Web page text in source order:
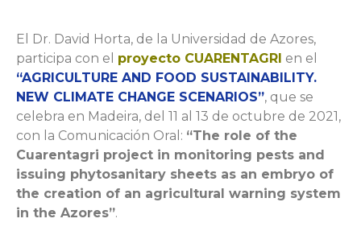
El Dr. David Horta, de la Universidad de Azores,
participa con el proyecto CUARENTAGRI en el
“AGRICULTURE AND FOOD SUSTAINABILITY.
NEW CLIMATE CHANGE SCENARIOS”, que se
celebra en Madeira, del 11 al 13 de octubre de 2021,
con la Comunicación Oral: “The role of the
Cuarentagri project in monitoring pests and
issuing phytosanitary sheets as an embryo of
the creation of an agricultural warning system
in the Azores”.